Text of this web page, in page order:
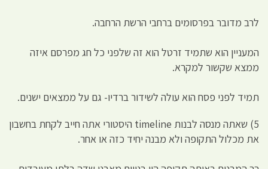
לרב מדובר בפרסומים ברחבי הרשת הרחבה.
המעניין הוא שתמיד זרטל הוא זה שלפני כל חג מפרסם איזה
ממצא שקשור למקרא.
תמיד לפני פסח הוא עולה לשידור ברדיו- גם על ממצאים ישנים.
5) שאתה מנסה לבנות timeline היסטורי אתה חייב לקחת בחשבון
את מכלול התקופה ולא מבנה יחיד כזה או אחר.